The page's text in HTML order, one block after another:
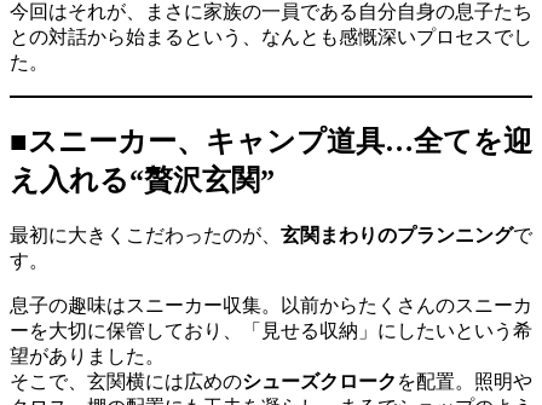
今回はそれが、まさに家族の一員である自分自身の息子たち
との対話から始まるという、なんとも感慨深いプロセスでし
た。
■スニーカー、キャンプ道具…全てを迎
え入れる“贅沢玄関”
最初に大きくこだわったのが、 玄関まわりのプランニングで
す。
息子の趣味はスニーカー収集。以前からたくさんのスニーカ
ーを大切に保管しており、「見せる収納」にしたいという希
望がありました。
そこで、玄関横には広めのシューズクローク を配置。照明や